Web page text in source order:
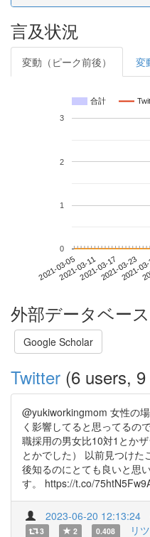
言及状況
変動（ピーク前後） 変
合計
2021-03-052021-03-112021-03-172021-03-23
2021-
0
1
2
3
外部データベー
Google Scholar
Twitter (6 users,
@yukiworkingmom 女性の
く影響してると思ってるの
職採用の男女比10対1とか
とかでした） 以前見つけ
後知るのにとても良いと思
す。 https://t.co/
2023-06-20 12:13:24
3 2 0.408 リ